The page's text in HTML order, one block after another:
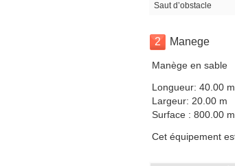
Saut d’obstacle
2 Manege
Manège en sable
Longueur: 40.00 m
Largeur: 20.00 m
Surface : 800.00
Cet équipement